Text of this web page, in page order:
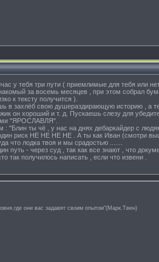
у тебя три пути ( приемлимые для тебя или
за восемь месяцев , при этом собрал
к тексту получится ).
в захлёб свою душераздирающую историю , а
он хороший и т. д. Пускаешь слезу для
"ЯРОСЛАВЛЯ".
"Блин ты чё , у нас на днях дебаркайдер с
риск НЕ НЕ НЕ НЕ . А ты как Иван (смотри
что лодка твоя и мы срадостью .......
путь - через суд , так как все знают , что
так получилось написать , если что извени .
они вас задавят своим опытом"(Марк.Твен)